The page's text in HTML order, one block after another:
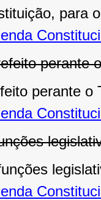
para
perante
perante o